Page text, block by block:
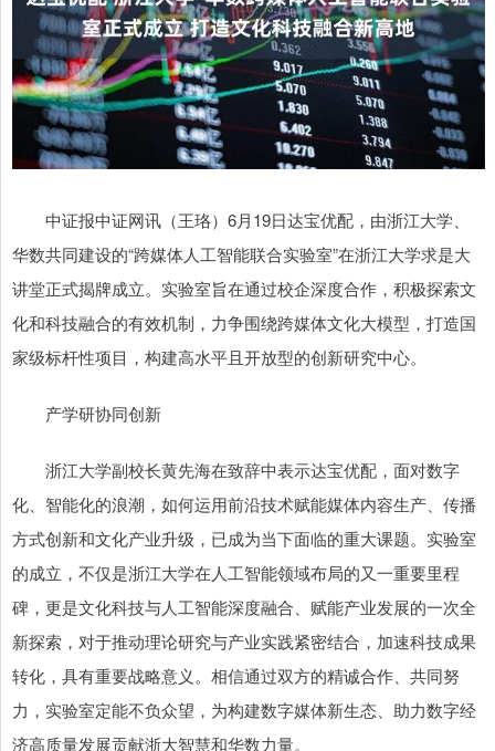
中证报中证网讯（王珞）6月19日达宝优配，由浙江大学、
华数共同建设的“跨媒体人工智能联合实验室”在浙江大学求是大
讲堂正式揭牌成立。实验室旨在通过校企深度合作，积极探索文
化和科技融合的有效机制，力争围绕跨媒体文化大模型，打造国
家级标杆性项目，构建高水平且开放型的创新研究中心。
产学研协同创新
浙江大学副校长黄先海在致辞中表示达宝优配，面对数字
化、智能化的浪潮，如何运用前沿技术赋能媒体内容生产、传播
方式创新和文化产业升级，已成为当下面临的重大课题。实验室
的成立，不仅是浙江大学在人工智能领域布局的又一重要里程
碑，更是文化科技与人工智能深度融合、赋能产业发展的一次全
新探索，对于推动理论研究与产业实践紧密结合，加速科技成果
转化，具有重要战略意义。相信通过双方的精诚合作、共同努
力，实验室定能不负众望，为构建数字媒体新生态、助力数字经
济高质量发展贡献浙大智慧和华数力量。